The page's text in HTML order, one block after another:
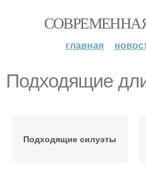
главная
Подходящие
Подходящие силуэты